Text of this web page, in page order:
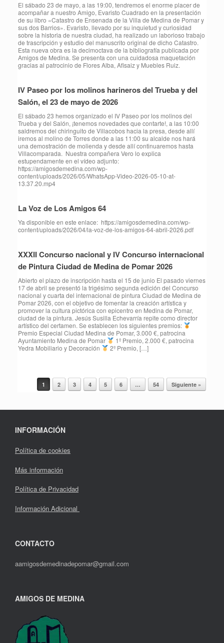
El sábado 23 de mayo, a las 19:00, tendremos el enorme placer de
acompañar a nuestro Amigo, Evaristo Cuadrado en la presentación
de su libro «Catastro de Ensenada de la Villa de Medina de Pomar y
sus dos Barrios». Evaristo, llevado por su inquietud y curiosidad
sobre la historia de nuestra ciudad, ha realizado un laborioso trabajo
de trascripción y estudio del manuscrito original de dicho Catastro.
Esta nueva obra es la decimoctava de la bibliografía publicada por
Amigos de Medina. Se presenta con una cuidadosa maquetación
gracias al patrocinio de Flores Alba, Afisaiz y Muebles Ruiz.
IV Paseo por los molinos harineros del Trueba y del
Salón, el 23 de mayo de 2026
⁠El sábado 23 hemos organizado el IV Paseo por los molinos del
Trueba y del Salón, ¡tenemos novedades que contarte!, a las 10:00
saldremos del chiringuito de Villacobos hacia la presa, desde allí
iremos al molino de Torres donde a las 11:00 su alcalde nos hará
una demostración de molienda y desde allí continuaremos hasta
Villacomparada. Nuestra compañera Vero lo explica
estupendamente en el vídeo adjunto:
https://amigosdemedina.com/wp-
content/uploads/2026/05/WhatsApp-Video-2026-05-10-at-
13.37.20.mp4
La Voz de Los Amigos 64
Ya disponible en este enlace: https://amigosdemedina.com/wp-
content/uploads/2026/04/la-voz-de-los-amigos-64-abril-2026.pdf
XXXII Concurso nacional y IV Concurso internacional
de Pintura Ciudad de Medina de Pomar 2026
Abierto el plazo de inscripción hasta el 15 de junio El pasado viernes
17 de abril se presentó la trigésimo segunda edición del Concurso
nacional y cuarta del internacional de pintura Ciudad de Medina de
Pomar 2026, con el objetivo de fomentar la creación artística y
promover la cultura pictórica con epicentro en Medina de Pomar,
ciudad de la pintura. Jesús Susilla Echevarría repite como director
artístico del certamen. Se establecen los siguientes premios:
Premio Especial Ciudad Medina de Pomar, 3.000 €, patrocina
Ayuntamiento Medina de Pomar
1º Premio, 2.000 €, patrocina
Yedra Mobiliario y Decoración
2º Premio, […]
Navegador de artículos
1 2 3 4 5 6 … 54 Siguiente »
INFORMACIÓN
Política de cookies
Más información
Política de Privacidad
Información Adicional
CONTACTO
aamigosdemedinadepomar@gmail.com
AMIGOS DE MEDINA